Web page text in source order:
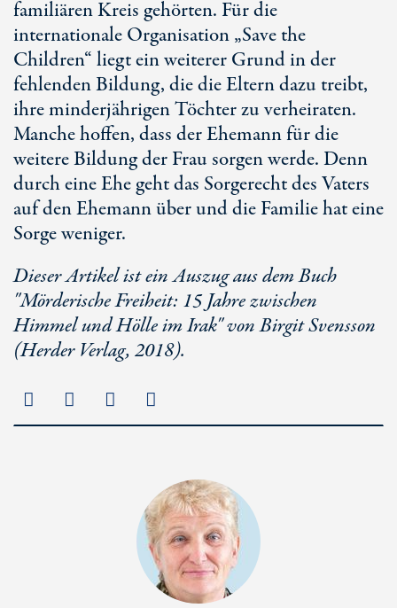
familiären Kreis gehörten. Für die
internationale Organisation „Save the
Children“ liegt ein weiterer Grund in der
fehlenden Bildung, die die Eltern dazu treibt,
ihre minderjährigen Töchter zu verheiraten.
Manche hoffen, dass der Ehemann für die
weitere Bildung der Frau sorgen werde. Denn
durch eine Ehe geht das Sorgerecht des Vaters
auf den Ehemann über und die Familie hat eine
Sorge weniger.
Dieser Artikel ist ein Auszug aus dem Buch
"Mörderische Freiheit: 15 Jahre zwischen
Himmel und Hölle im Irak" von Birgit Svensson
(Herder Verlag, 2018).